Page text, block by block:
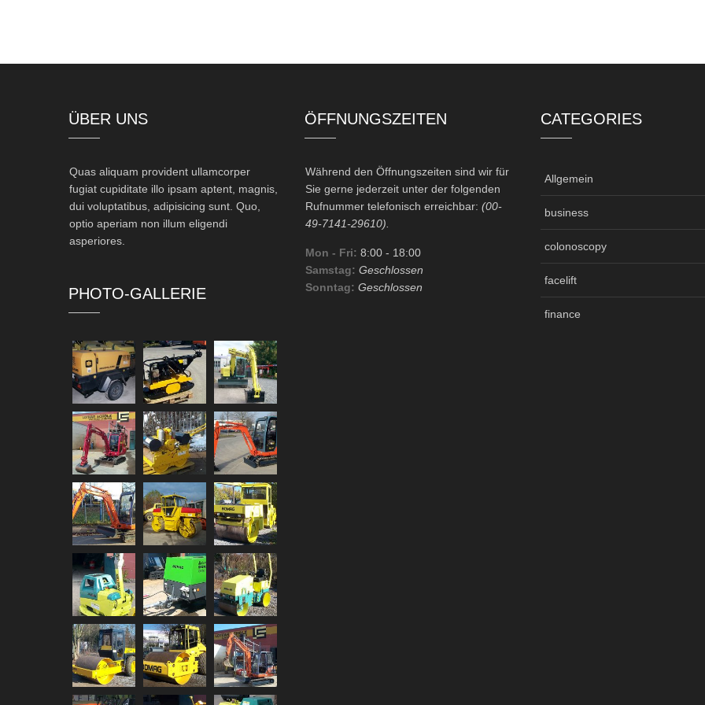
ÜBER UNS
Quas aliquam provident ullamcorper
fugiat cupiditate illo ipsam aptent, magnis,
dui voluptatibus, adipisicing sunt. Quo,
optio aperiam non illum eligendi
asperiores.
PHOTO-GALLERIE
ÖFFNUNGSZEITEN
Während den Öffnungszeiten sind wir für
Sie gerne jederzeit unter der folgenden
Rufnummer telefonisch erreichbar: (00-
49-7141-29610).
Mon - Fri: 8:00 - 18:00
Samstag: Geschlossen
Sonntag: Geschlossen
CATEGORIES
Allgemein
business
colonoscopy
facelift
finance